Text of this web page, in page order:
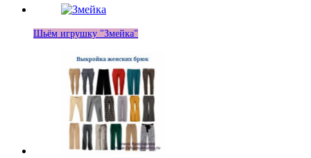
Шьём игрушку "Змейка"